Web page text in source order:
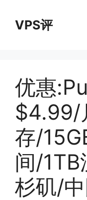
VPS评
优惠
$4.99/
存/
间/
杉矶/